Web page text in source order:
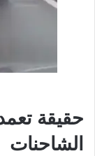
حقيقة
الشاحنات